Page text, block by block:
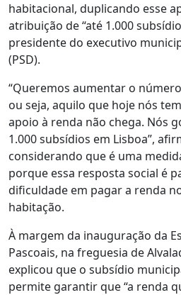
habitacional, duplicando esse
atribuição de “até 1.000
presidente do executivo
(PSD).
“Queremos aumentar o
ou seja, aquilo que hoje nós
apoio à renda não chega. Nós
1.000 subsídios em Lisboa”,
considerando que é uma
porque essa resposta social é
dificuldade em pagar a renda
habitação.
À margem da inauguração da
Pascoais, na freguesia de
explicou que o subsídio
permite garantir que “a renda